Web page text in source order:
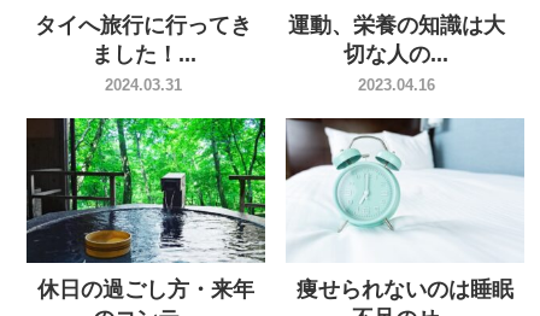
タイへ旅行に行ってき
ました！...
2024.03.31
運動、栄養の知識は大
切な人の...
2023.04.16
休日の過ごし方・来年
痩せられないのは睡眠